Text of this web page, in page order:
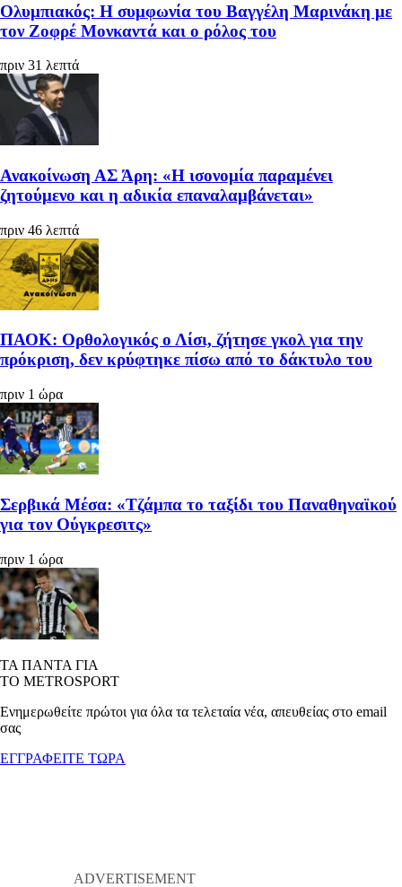
Ολυμπιακός: Η συμφωνία του Βαγγέλη Μαρινάκη με
τον Ζοφρέ Μονκαντά και ο ρόλος του
πριν 31 λεπτά
Ανακοίνωση ΑΣ Άρη: «Η ισονομία παραμένει
ζητούμενο και η αδικία επαναλαμβάνεται»
πριν 46 λεπτά
ΠΑΟΚ: Ορθολογικός ο Λίσι, ζήτησε γκολ για την
πρόκριση, δεν κρύφτηκε πίσω από το δάκτυλο του
πριν 1 ώρα
Σερβικά Μέσα: «Τζάμπα το ταξίδι του Παναθηναϊκού
για τον Ούγκρεσιτς»
πριν 1 ώρα
ΤΑ ΠΑΝΤΑ ΓΙΑ
ΤΟ METROSPORT
Ενημερωθείτε πρώτοι για όλα τα τελεταία νέα, απευθείας στο email
σας
ΕΓΓΡΑΦΕΙΤΕ ΤΩΡΑ